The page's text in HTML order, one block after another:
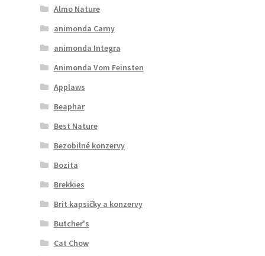
Almo Nature
animonda Carny
animonda Integra
Animonda Vom Feinsten
Applaws
Beaphar
Best Nature
Bezobilné konzervy
Bozita
Brekkies
Brit kapsičky a konzervy
Butcher's
Cat Chow